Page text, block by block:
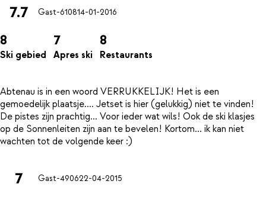
7.7 Gast-610814-01-2016
8
Ski gebied
7
Apres ski
8
Restaurants
Abtenau is in een woord VERRUKKELIJK! Het is een
gemoedelijk plaatsje.... Jetset is hier (gelukkig) niet te vinden!
De pistes zijn prachtig... Voor ieder wat wils! Ook de ski klasjes
op de Sonnenleiten zijn aan te bevelen! Kortom... ik kan niet
7 Gast-490622-04-2015